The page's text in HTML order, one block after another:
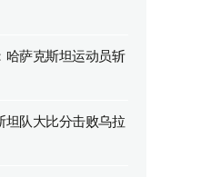
哈萨克斯坦运动员斩
坦队大比分击败乌拉